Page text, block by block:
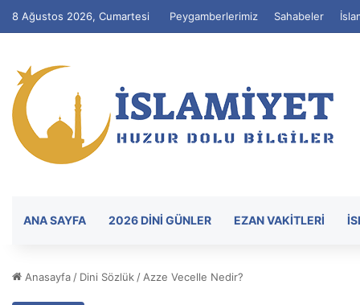
8 Ağustos 2026, Cumartesi Peygamberlerimiz Sahabeler
ANA SAYFA 2026 DİNİ GÜNLER EZAN VAKITLERI
Anasayfa / Dini Sözlük / Azze Vecelle Nedir?